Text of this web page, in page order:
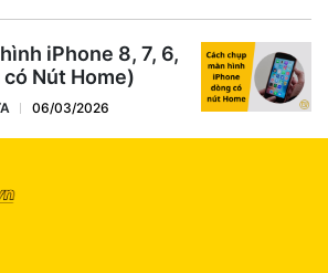
iPhone 8, 7, 6,
Nút Home)
06/03/2026